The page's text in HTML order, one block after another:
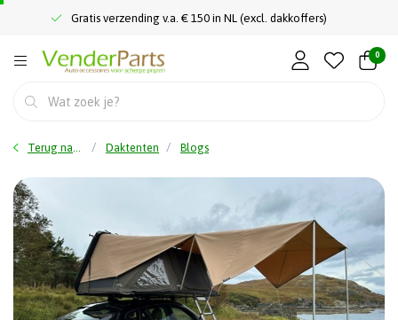
Gratis verzending v.a. € 150 in NL (excl. dakkoffers)
0
Terug naar home Daktenten Blogs